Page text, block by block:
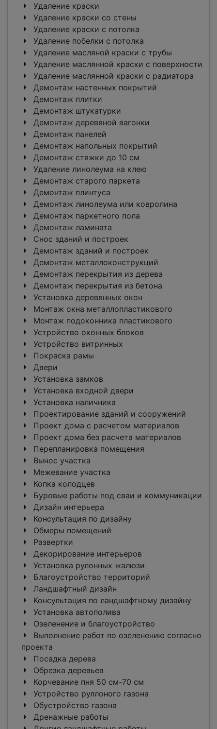
Удаление краски
Удаление краски со стены
Удаление краски с потолка
Удаление побелки с потолка
Удаление масляной краски с трубы
Удаление маслянной краски с поверхности
Удаление маслянной краски с радиатора
Демонтаж настенных покрытий
Демонтаж плитки
Демонтаж штукатурки
Демонтаж деревяной вагонки
Демонтаж панелей
Демонтаж напольных покрытий
Демонтаж стяжки до 10 см
Удаление линолеума на клею
Демонтаж старого паркета
Демонтаж плинтуса
Демонтаж линолеума или ковролина
Демонтаж паркетного пола
Демонтаж ламината
Снос зданий и построек
Демонтаж зданий и построек
Демонтаж металлоконструкций
Демонтаж перекрытия из дерева
Демонтаж перекрытия из бетона
Установка деревянных окон
Монтаж окна металлопластикового
Монтаж подоконника пластикового
Устройство оконных блоков
Устройство витринных
Покраска рамы
Двери
Установка замков
Установка входной двери
Установка наличника
Проектирование зданий и сооружений
Проект дома с расчетом материалов
Проект дома без расчета материалов
Перепланировка помещения
Вынос участка
Межевание участка
Копка колодцев
Буровые работы под сваи и коммуникации
Дизайн интерьера
Консультация по дизайну
Обмеры помещений
Развертки
Декорирование интерьеров
Установка рулонных жалюзи
Благоустройство территорий
Ландшафтный дизайн
Консультация по ландшафтному дизайну
Установка автополива
Озеленение и благоустройство
Выполнение работ по озеленению согласно
проекта
Посадка дерева
Обрезка деревьев
Корчевание пня 50 см-70 см
Устройство руллоного газона
Обустройство газона
Дренажные работы